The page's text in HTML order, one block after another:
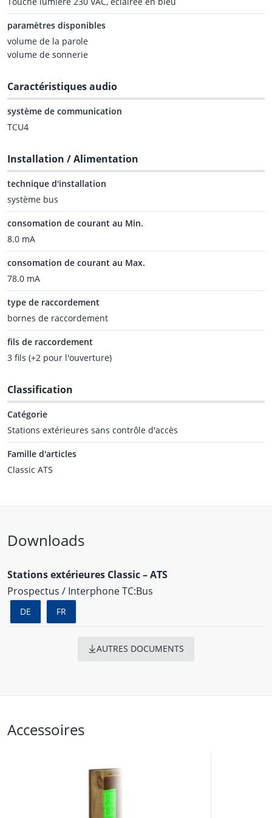
paramètres disponibles
volume de la parole
volume de sonnerie
Caractéristiques audio
système de communication
TCU4
Installation / Alimentation
technique d'installation
système bus
consomation de courant au Min.
8.0 mA
consomation de courant au Max.
78.0 mA
type de raccordement
bornes de raccordement
fils de raccordement
3 fils (+2 pour l'ouverture)
Classification
Catégorie
Stations extérieures sans contrôle d'accès
Famille d'articles
Classic ATS
Downloads
Stations extérieures Classic – ATS
Prospectus / Interphone TC:Bus
DE FR
AUTRES DOCUMENTS
Accessoires